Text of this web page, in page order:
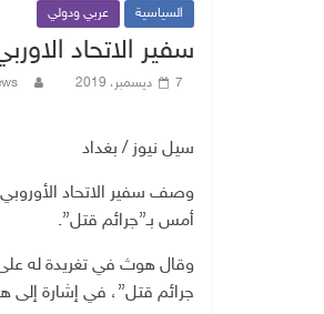
السياسية عربي ودولي
سفير الاتحاد
7 ديسمبر، 2019
سيل نيوز / بغداد
وصف سفير الاتحاد
أمس بـ”جرائم قتل”.
وقال هوث في تغريدة له
جرائم قتل”، في إشارة